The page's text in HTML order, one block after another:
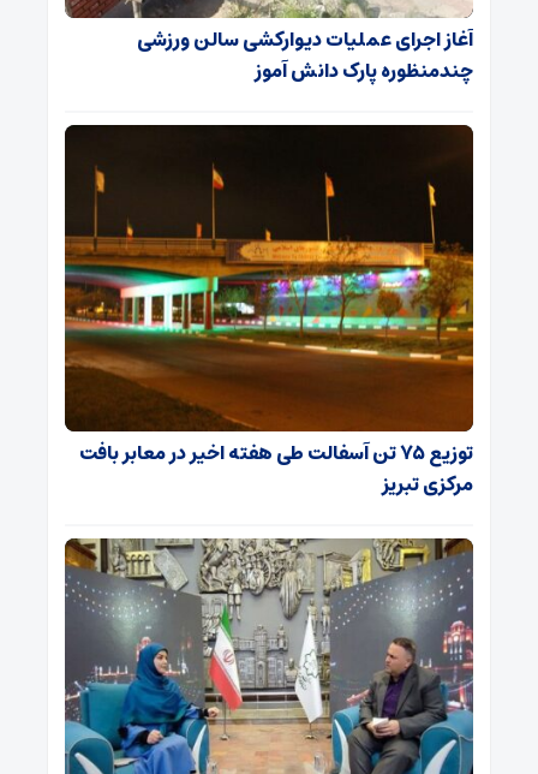
آغاز اجرای عملیات دیوارکشی سالن ورزشی
چندمنظوره پارک دانش آموز
توزیع ۷۵ تن آسفالت طی هفته اخیر در معابر بافت
مرکزی تبریز